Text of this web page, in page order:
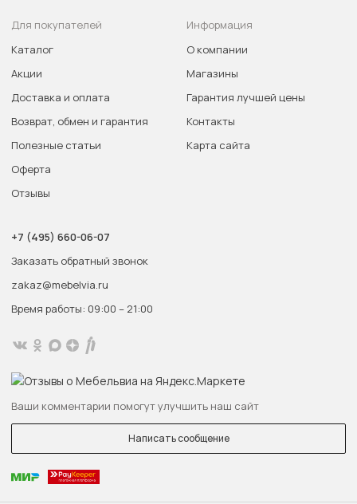
Для покупателей
Каталог
Акции
Доставка и оплата
Возврат, обмен и гарантия
Полезные статьи
Оферта
Отзывы
Информация
О компании
Магазины
Гарантия лучшей цены
Контакты
Карта сайта
+7 (495) 660-06-07
Заказать обратный звонок
zakaz@mebelvia.ru
Время работы: 09:00 – 21:00
Ваши комментарии помогут улучшить наш сайт
Написать сообщение